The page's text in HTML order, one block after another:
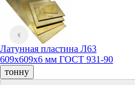
Латунная пластина Л63
609x609x6 мм ГОСТ 931-90
тонну